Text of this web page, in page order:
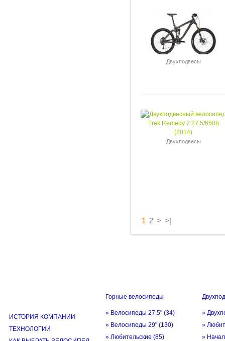
Двухподвесы
Двухподвесы
1 2 > >|
ИСТОРИЯ КОМПАНИИ
ТЕХНОЛОГИИ
Горные велосипеды
» Велосипеды 27,5" (34)
» Велосипеды 29" (130)
» Любительские (85)
»
»
»